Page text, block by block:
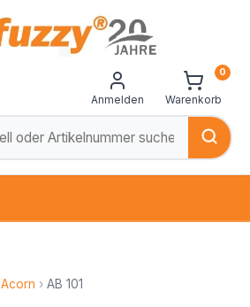
Anmelden Warenkorb
0
Acorn › AB 101